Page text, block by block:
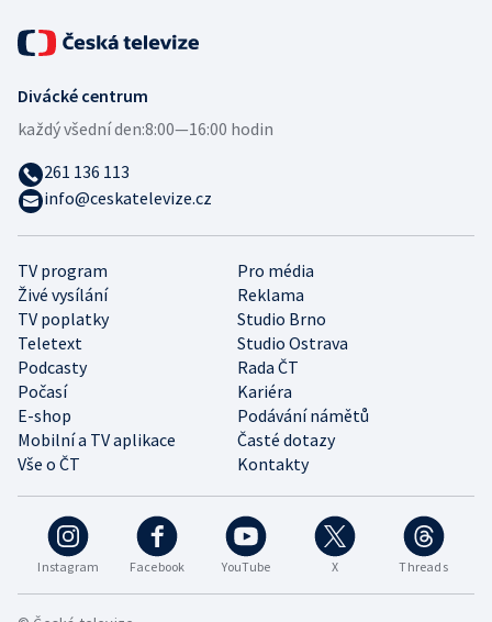
Instagram Facebook YouTube X Threads
TV program
Pro média
Živé vysílání
Reklama
TV poplatky
Studio Brno
Teletext
Studio Ostrava
Podcasty
Rada ČT
Počasí
Kariéra
E-shop
Podávání námětů
Mobilní a TV aplikace
Časté dotazy
Vše o ČT
Kontakty
Divácké centrum
každý všední den:8:00—16:00 hodin
261 136 113
info@ceskatelevize.cz